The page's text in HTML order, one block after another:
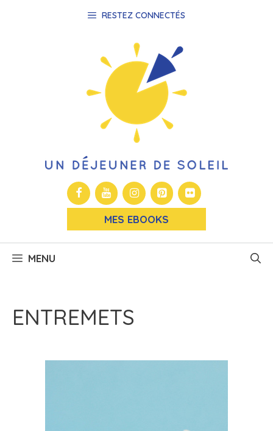
RESTEZ CONNECTÉS
MES EBOOKS
MENU
ENTREMETS